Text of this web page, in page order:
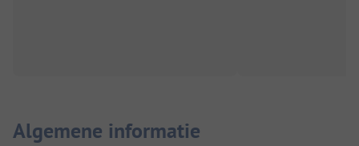
Algemene informatie